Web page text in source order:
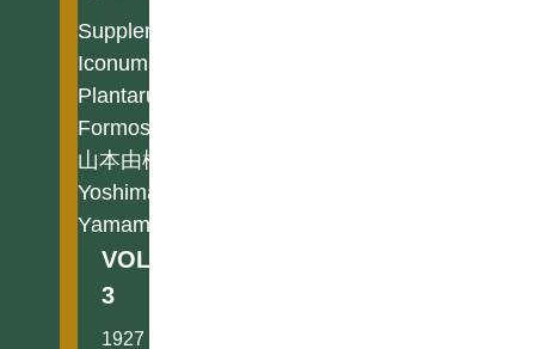
Supplementa
Iconum
Plantarum
Formosanarum
山本由松
Yoshimatsu
Yamamoto
VOL.
3
1927